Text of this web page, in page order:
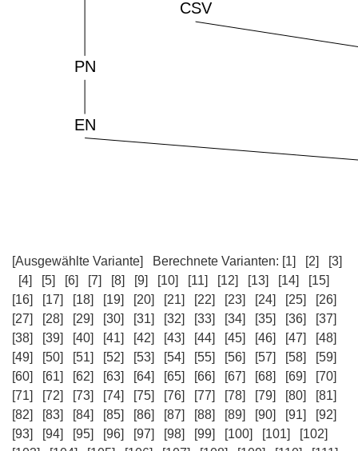
[Ausgewählte Variante] Berechnete Varianten: [1] [2]
[3]
[4]
[5] [6] [7] [8] [9] [10] [11] [12] [13] [14]
[15]
[16]
[17] [18] [19] [20] [21] [22] [23] [24] [25]
[26]
[27]
[28] [29] [30] [31] [32] [33] [34] [35] [36]
[37]
[38]
[39] [40] [41] [42] [43] [44] [45] [46] [47]
[48]
[49]
[50] [51] [52] [53] [54] [55] [56] [57] [58]
[59]
[60]
[61] [62] [63] [64] [65] [66] [67] [68] [69]
[70]
[71]
[72] [73] [74] [75] [76] [77] [78] [79] [80]
[81]
[82]
[83] [84] [85] [86] [87] [88] [89] [90] [91]
[92]
[93]
[94] [95] [96] [97] [98] [99] [100] [101]
[102]